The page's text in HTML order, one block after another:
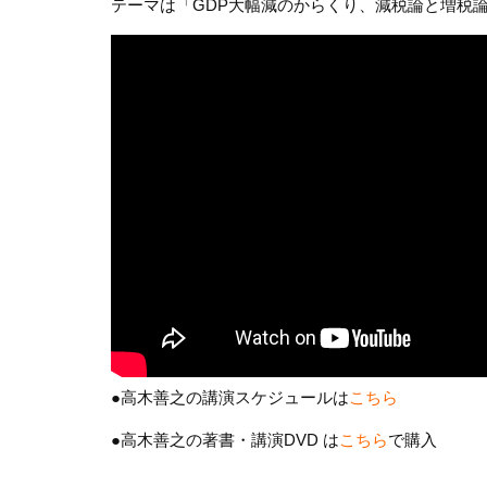
テーマは「GDP大幅減のからくり、減税論と増税論
●高木善之の講演スケジュールはこちら
●高木善之の著書・講演DVD はこちらで購入